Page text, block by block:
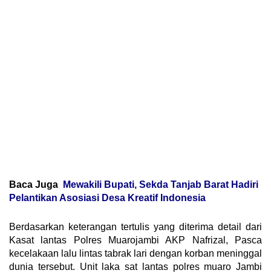
Baca Juga
Mewakili Bupati, Sekda Tanjab Barat Hadiri
Pelantikan Asosiasi Desa Kreatif Indonesia
Berdasarkan keterangan tertulis yang diterima detail dari
Kasat lantas Polres Muarojambi AKP Nafrizal, Pasca
kecelakaan lalu lintas tabrak lari dengan korban meninggal
dunia tersebut. Unit laka sat lantas polres muaro Jambi